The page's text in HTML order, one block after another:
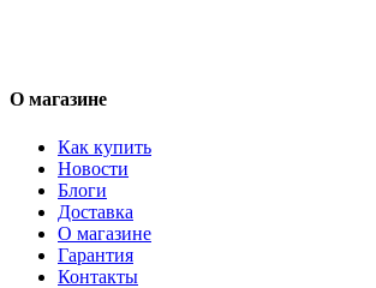
О магазине
Как купить
Новости
Блоги
Доставка
О магазине
Гарантия
Контакты